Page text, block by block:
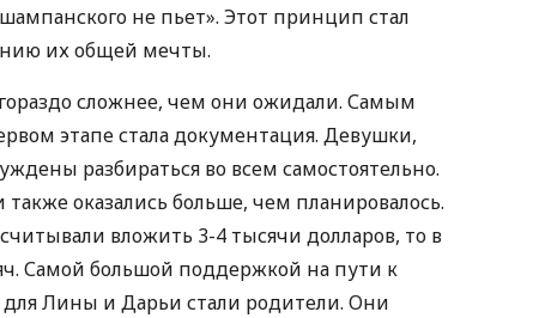
не пьет». Этот принцип стал
их общей мечты.
сложнее, чем они ожидали. Самым
этапе стала документация. Девушки,
разбираться во всем самостоятельно.
оказались больше, чем планировалось.
вложить 3-4 тысячи долларов, то в
Самой большой поддержкой на пути к
для Лины и Дарьи стали родители. Они